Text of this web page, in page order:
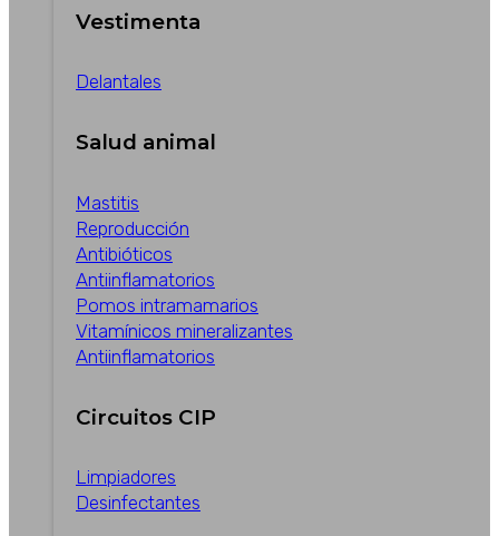
Vestimenta
Delantales
Salud animal
Mastitis
Reproducción
Antibióticos
Antiinflamatorios
Pomos intramamarios
Vitamínicos mineralizantes
Antiinflamatorios
Circuitos CIP
Limpiadores
Desinfectantes